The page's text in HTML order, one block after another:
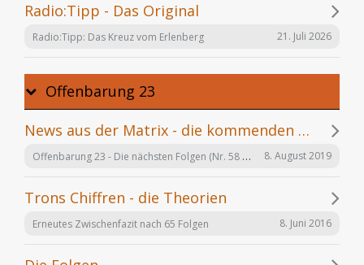
Radio:Tipp - Das Original
Radio:Tipp: Das Kreuz vom Erlenberg 21. Juli 2026
Offenbarung 23
News aus der Matrix - die kommenden Folgen
Offenbarung 23 - Die nächsten Folgen (Nr. 58 bis X) 8. August 2019
Trons Chiffren - die Theorien
Erneutes Zwischenfazit nach 65 Folgen 8. Juni 2016